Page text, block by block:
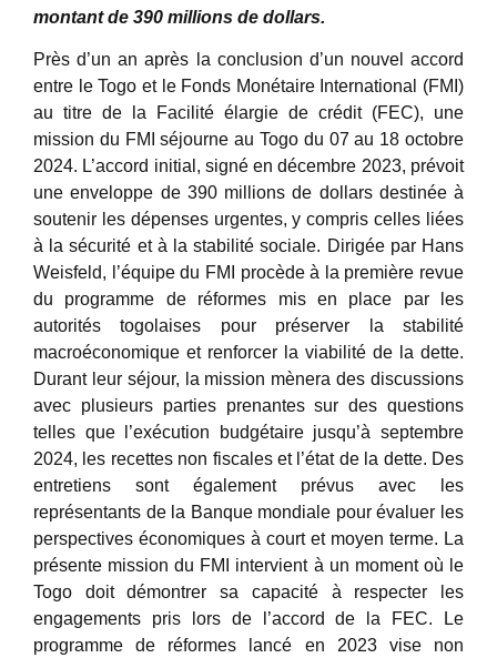
montant de 390 millions de dollars.
Près d’un an après la conclusion d’un nouvel accord
entre le Togo et le Fonds Monétaire International (FMI)
au titre de la Facilité élargie de crédit (FEC), une
mission du FMI séjourne au Togo du 07 au 18 octobre
2024. L’accord initial, signé en décembre 2023, prévoit
une enveloppe de 390 millions de dollars destinée à
soutenir les dépenses urgentes, y compris celles liées
à la sécurité et à la stabilité sociale. Dirigée par Hans
Weisfeld, l’équipe du FMI procède à la première revue
du programme de réformes mis en place par les
autorités togolaises pour préserver la stabilité
macroéconomique et renforcer la viabilité de la dette.
Durant leur séjour, la mission mènera des discussions
avec plusieurs parties prenantes sur des questions
telles que l’exécution budgétaire jusqu’à septembre
2024, les recettes non fiscales et l’état de la dette. Des
entretiens sont également prévus avec les
représentants de la Banque mondiale pour évaluer les
perspectives économiques à court et moyen terme. La
présente mission du FMI intervient à un moment où le
Togo doit démontrer sa capacité à respecter les
engagements pris lors de l’accord de la FEC. Le
programme de réformes lancé en 2023 vise non